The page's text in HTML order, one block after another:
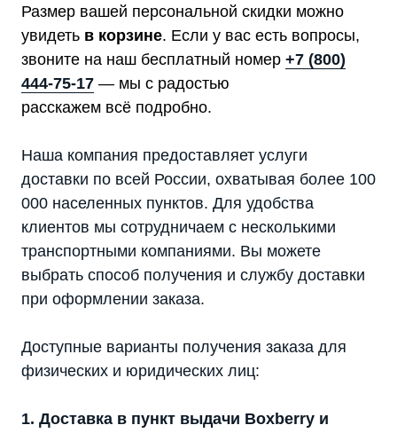
Размер вашей персональной скидки можно
увидеть в корзине. Если у вас есть вопросы,
звоните на наш бесплатный номер +7 (800)
444-75-17 — мы с радостью
расскажем всё подробно.
Наша компания предоставляет услуги
доставки по всей России, охватывая более 100
000 населенных пунктов. Для удобства
клиентов мы сотрудничаем с несколькими
транспортными компаниями. Вы можете
выбрать способ получения и службу доставки
при оформлении заказа.
Доступные варианты получения заказа для
физических и юридических лиц:
1. Доставка в пункт выдачи Boxberry и